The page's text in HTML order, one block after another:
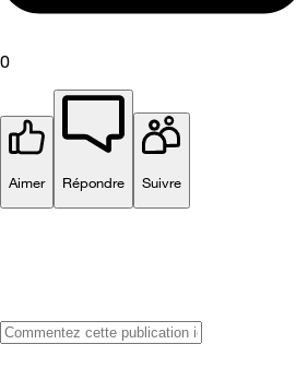
0
Aimer Répondre Suivre